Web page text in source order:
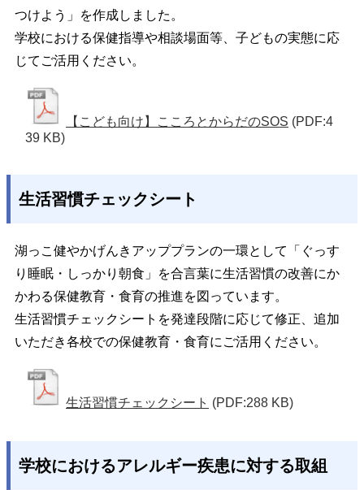
つけよう」を作成しました。
学校における保健指導や相談場面等、子どもの実態に応
じてご活用ください。
【こども向け】こころとからだのSOS (PDF:4
39 KB)
生活習慣チェックシート
湖っこ健やかげんきアッププランの一環として「ぐっす
り睡眠・しっかり朝食」を合言葉に生活習慣の改善にか
かわる保健教育・食育の推進を図っています。
生活習慣チェックシートを発達段階に応じて修正、追加
いただき各校での保健教育・食育にご活用ください。
生活習慣チェックシート (PDF:288 KB)
学校におけるアレルギー疾患に対する取組